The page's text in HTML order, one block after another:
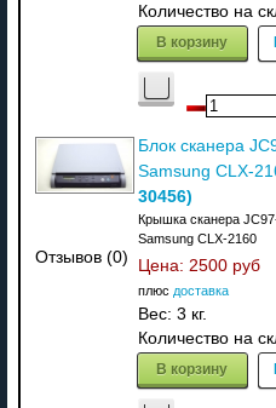
Количество на
В корзину
Отзывов (0)
Блок сканера
Samsung CLX-
30456)
Крышка сканера
Samsung CLX-2160
Цена: 2500 руб
плюс доставка
Вес: 3 кг.
Количество на
В корзину